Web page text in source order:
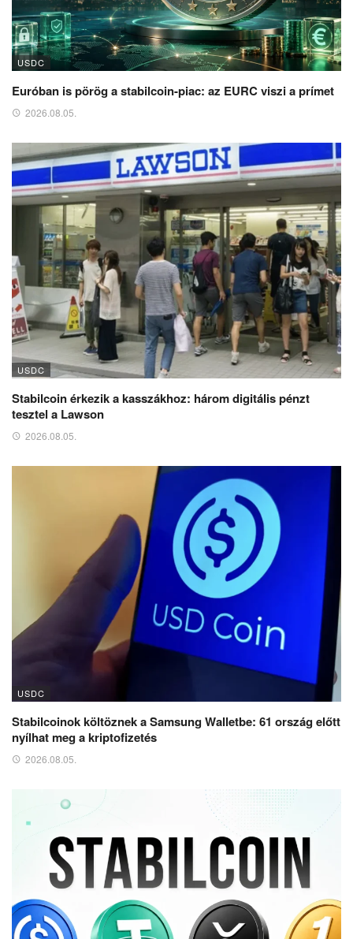
USDC
Euróban is pörög a stabilcoin-piac: az EURC viszi a prímet
2026.08.05.
USDC
Stabilcoin érkezik a kasszákhoz: három digitális pénzt
tesztel a Lawson
2026.08.05.
USDC
Stabilcoinok költöznek a Samsung Walletbe: 61 ország előtt
nyílhat meg a kriptofizetés
2026.08.05.